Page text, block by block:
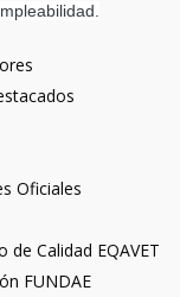
Oficiales
Calidad EQAVET
FUNDAE